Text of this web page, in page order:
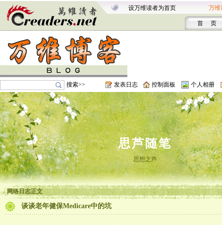
设万维读者为首页 万维
首 页
搜索>> 发表日志 控制面板 个人相册
思芦随笔
思想之芦
网络日志正文
谈谈老年健保Medicare中的坑